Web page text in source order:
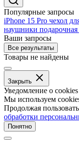
Популярные запросы
iPhone 15 Pro чехол
наушники подарочная
Ваши запросы
Все результаты
Товары не найдены
Закрыть
Уведомление о cookies
Мы используем
Продолжая
обработки
Понятно